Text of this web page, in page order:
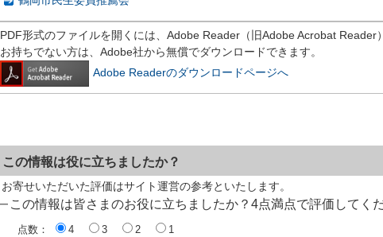
PDF形式のファイルを開くには、Adobe Reader（旧Adobe Acrobat Reader
お持ちでない方は、Adobe社から無償でダウンロードできます。
Adobe Readerのダウンロードページへ
この情報は役に立ちましたか？
お寄せいただいた評価はサイト運営の参考といたします。
この情報は皆さまのお役に立ちましたか？4点満点で評価してくだ
点数： 4 3 2 1